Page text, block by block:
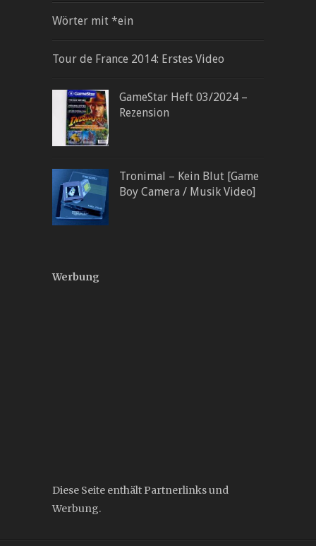
Wörter mit *ein
Tour de France 2014: Erstes Video
GameStar Heft 03/2024 –
Rezension
Tronimal – Kein Blut [Game
Boy Camera / Musik Video]
Werbung
Diese Seite enthält Partnerlinks und
Werbung.